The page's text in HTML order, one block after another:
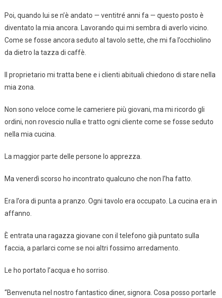
Poi, quando lui se n’è andato — ventitré anni fa — questo posto è
diventato la mia ancora. Lavorando qui mi sembra di averlo vicino.
Come se fosse ancora seduto al tavolo sette, che mi fa l’occhiolino
da dietro la tazza di caffè.
Il proprietario mi tratta bene e i clienti abituali chiedono di stare nella
mia zona.
Non sono veloce come le cameriere più giovani, ma mi ricordo gli
ordini, non rovescio nulla e tratto ogni cliente come se fosse seduto
nella mia cucina.
La maggior parte delle persone lo apprezza.
Ma venerdì scorso ho incontrato qualcuno che non l’ha fatto.
Era l’ora di punta a pranzo. Ogni tavolo era occupato. La cucina era in
affanno.
È entrata una ragazza giovane con il telefono già puntato sulla
faccia, a parlarci come se noi altri fossimo arredamento.
Le ho portato l’acqua e ho sorriso.
“Benvenuta nel nostro fantastico diner, signora. Cosa posso portarle